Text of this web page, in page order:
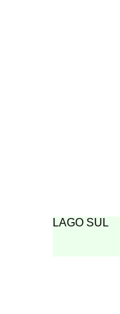
LAGO SUL